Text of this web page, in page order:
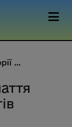
На території Закарпаття створе...